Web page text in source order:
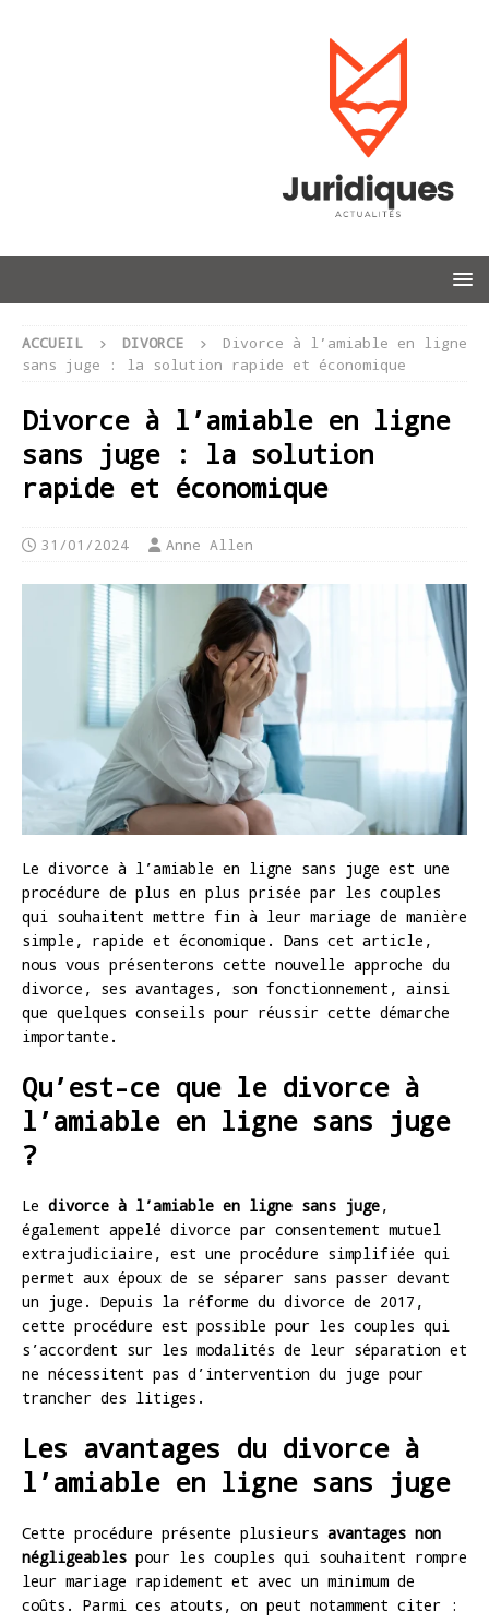
ACCUEIL DIVORCE
Divorce à l’amiable en ligne
sans juge : la solution rapide et économique
Divorce à l’amiable en ligne
sans juge : la solution
rapide et économique
31/01/2024 Anne Allen
Le divorce à l’amiable en ligne sans juge est une
procédure de plus en plus prisée par les couples
qui souhaitent mettre fin à leur mariage de manière
simple, rapide et économique. Dans cet article,
nous vous présenterons cette nouvelle approche du
divorce, ses avantages, son fonctionnement, ainsi
que quelques conseils pour réussir cette démarche
importante.
Qu’est-ce que le divorce à
l’amiable en ligne sans juge
?
Le divorce à l’amiable en ligne sans juge,
également appelé divorce par consentement mutuel
extrajudiciaire, est une procédure simplifiée qui
permet aux époux de se séparer sans passer devant
un juge. Depuis la réforme du divorce de 2017,
cette procédure est possible pour les couples qui
s’accordent sur les modalités de leur séparation et
ne nécessitent pas d’intervention du juge pour
trancher des litiges.
Les avantages du divorce à
l’amiable en ligne sans juge
Cette procédure présente plusieurs avantages non
négligeables pour les couples qui souhaitent rompre
leur mariage rapidement et avec un minimum de
coûts. Parmi ces atouts, on peut notamment citer :